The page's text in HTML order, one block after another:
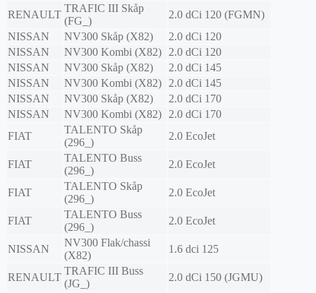
RENAULT
TRAFIC III Skåp
(FG_)
2.0 dCi 120 (FGMN)
NISSAN
NV300 Skåp (X82)
2.0 dCi 120
NISSAN
NV300 Kombi (X82)
2.0 dCi 120
NISSAN
NV300 Skåp (X82)
2.0 dCi 145
NISSAN
NV300 Kombi (X82)
2.0 dCi 145
NISSAN
NV300 Skåp (X82)
2.0 dCi 170
NISSAN
NV300 Kombi (X82)
2.0 dCi 170
FIAT
TALENTO Skåp
(296_)
2.0 EcoJet
FIAT
TALENTO Buss
(296_)
2.0 EcoJet
FIAT
TALENTO Skåp
(296_)
2.0 EcoJet
FIAT
TALENTO Buss
(296_)
2.0 EcoJet
NISSAN
NV300 Flak/chassi
(X82)
1.6 dci 125
RENAULT
TRAFIC III Buss
(JG_)
2.0 dCi 150 (JGMU)